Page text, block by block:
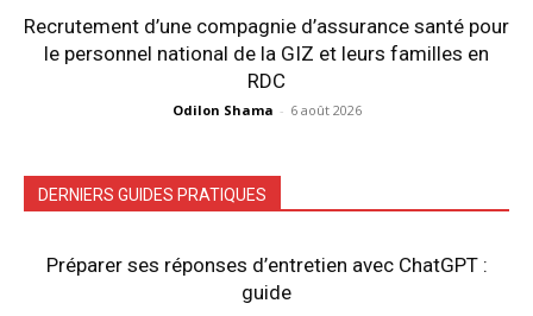
Recrutement d’une compagnie d’assurance santé pour
le personnel national de la GIZ et leurs familles en
RDC
Odilon Shama - 6 août 2026
DERNIERS GUIDES PRATIQUES
Préparer ses réponses d’entretien avec ChatGPT :
guide